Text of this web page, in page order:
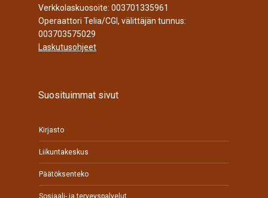
Verkkolaskuosoite: 003701335961
Operaattori Telia/CGI, välittäjän tunnus:
003703575029
Laskutusohjeet
Suosituimmat sivut
Kirjasto
Liikuntakeskus
Päätöksenteko
Sosiaali- ja terveyspalvelut